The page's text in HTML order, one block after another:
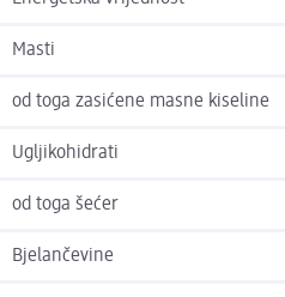
Masti
od toga zasićene masne kiseline
Ugljikohidrati
od toga šećer
Bjelančevine